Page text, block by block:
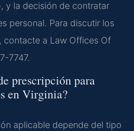
y la decisión de contratar
personal. Para discutir los
contacte a Law Offices Of
7747.
prescripción para
en Virginia?
aplicable depende del tipo